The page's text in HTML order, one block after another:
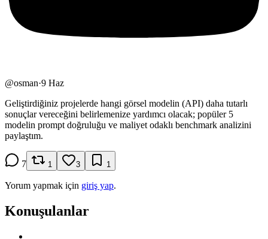
@osman·9 Haz
Geliştirdiğiniz projelerde hangi görsel modelin (API) daha tutarlı
sonuçlar vereceğini belirlemenize yardımcı olacak; popüler 5
modelin prompt doğruluğu ve maliyet odaklı benchmark analizini
paylaştım.
7 1 3 1
Yorum yapmak için giriş yap.
Konuşulanlar